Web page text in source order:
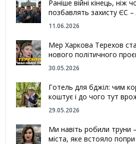
Раніше війні кінець, ніж
позбавлять захисту ЄС –
11.06.2026
Мер Харкова Терехов
нового політичного
30.05.2026
Готель для бджіл: чим
коштує і до чого тут
29.05.2026
Ми навіть робили труни
міста, яке встояло